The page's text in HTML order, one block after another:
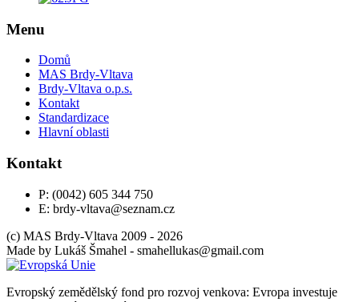
Menu
Domů
MAS Brdy-Vltava
Brdy-Vltava o.p.s.
Kontakt
Standardizace
Hlavní oblasti
Kontakt
P: (0042) 605 344 750
E: brdy-vltava@seznam.cz
(c) MAS Brdy-Vltava 2009 - 2026
Made by Lukáš Šmahel - moc.liamg@sakullehams
Evropský zemědělský fond pro rozvoj venkova: Evropa investuje